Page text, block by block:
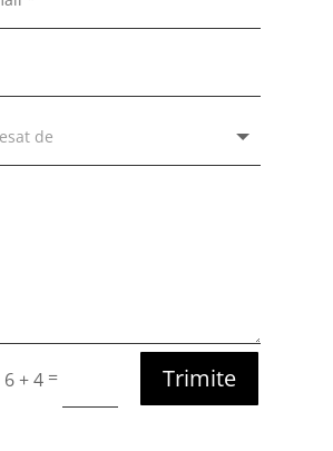
6 + 4 = Trimite